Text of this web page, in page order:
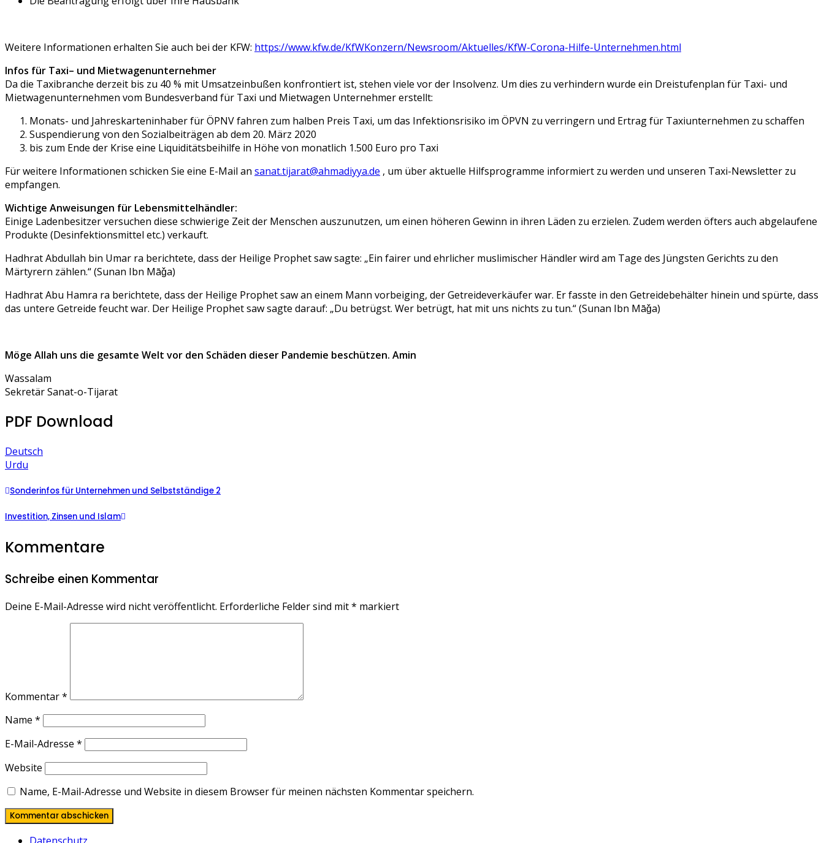
Weitere Informationen erhalten Sie auch bei der KFW: https://www.kfw.de/KfWKonzern/Newsroom/Aktuelles/KfW-Corona-Hilfe-Unternehmen.html
Infos für Taxi– und Mietwagenunternehmer
Da die Taxibranche derzeit bis zu 40 % mit Umsatzeinbußen konfrontiert ist, stehen viele vor der Insolvenz. Um dies zu verhindern wurde ein Dreistufenplan für Taxi- und
Mietwagenunternehmen vom Bundesverband für Taxi und Mietwagen Unternehmererstellt:
Monats- und Jahreskarteninhaber für ÖPNV fahren zum halben Preis Taxi, um das Infektionsrisiko im ÖPVN zu verringern und Ertragfür Taxiunternehmen zu schaffen
Suspendierung von den Sozialbeiträgen ab dem 20. März 2020
bis zum Ende der Krise eine Liquiditätsbeihilfe in Höhe von monatlich 1.500 Euro pro Taxi
Für weitere Informationen schicken Sie eine E-Mail an sanat.tijarat@ahmadiyya.de , um über aktuelle Hilfsprogramme informiert zu werden und unseren Taxi-Newsletter zu
empfangen.
Wichtige Anweisungen für Lebensmittelhändler:
Einige Ladenbesitzerversuchen diese schwierige Zeit der Menschen auszunutzen, um einen höheren Gewinn in ihren Läden zu erzielen. Zudem werden öfters auch abgelaufene
Produkte (Desinfektionsmittel etc.) verkauft.
HadhratAbdullah bin Umar ra berichtete, dass der Heilige Prophetsawsagte: „Ein fairer und ehrlicher muslimischer Händler wird am Tage des Jüngsten Gerichts zu den
Märtyrern zählen.“(Sunan Ibn Māǧa)
HadhratAbu Hamra ra berichtete, dass der Heilige Prophetsawan einem Mann vorbeiging, der Getreideverkäufer war. Er fasste in den Getreidebehälter hinein und spürte, dass
das untere Getreide feucht war. Der Heilige Prophetsawsagte darauf: „Du betrügst. Wer betrügt, hat mit uns nichts zu tun.“(Sunan Ibn Māǧa)
Möge Allah uns die gesamte Welt vor den Schäden dieser Pandemie beschützen. Amin
Wassalam
Sekretär Sanat-o-Tijarat
PDF Download
Deutsch
Urdu
Sonderinfos für Unternehmen und Selbstständige 2
Investition, Zinsen und Islam
Kommentare
Schreibe einen Kommentar
Deine E-Mail-Adresse wird nicht veröffentlicht. Erforderliche Felder sind mit* markiert
Kommentar*
Name *
E-Mail-Adresse *
Website
Name, E-Mail-Adresse und Website in diesem Browser für meinen nächsten Kommentar speichern.